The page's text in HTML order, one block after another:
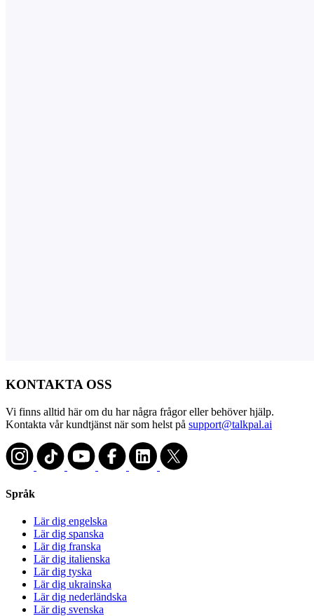
KONTAKTA OSS
Vi finns alltid här om du har några frågor eller behöver hjälp.
Kontakta vår kundtjänst när som helst på support@talkpal.ai
Språk
Lär dig engelska
Lär dig spanska
Lär dig franska
Lär dig italienska
Lär dig tyska
Lär dig ukrainska
Lär dig nederländska
Lär dig svenska